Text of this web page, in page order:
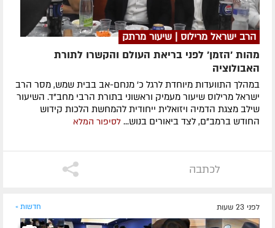
הרב ישראל מרילוס | שיעור מרתק
מהות 'הזמן' לפני בריאת העולם והקשרו לתורת
האבולוציה
במהלך התוועדות מיוחדת לרגל כ' מנחם-אב בבית שמש, מסר הרב
ישראל מרילוס שיעור מעמיק וראשוני בתורת הרבי מחב"ד. השיעור
שילב מצגת הדמיה ויזואלית ייחודית להמחשת הלכות קידוש
החודש ברמב"ם, לצד ביאורים בנוש... לסיפור המלא
לכתבה
לפני 23 שעות חדשות »